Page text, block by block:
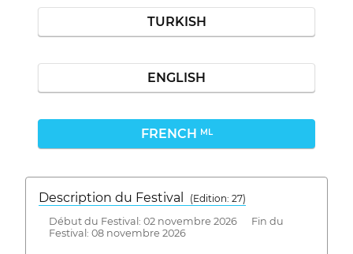
TURKISH
ENGLISH
FRENCH ML
Description du Festival
( Edition: 27)
Début du Festival: 02 novembre 2026 Fin du
Festival: 08 novembre 2026